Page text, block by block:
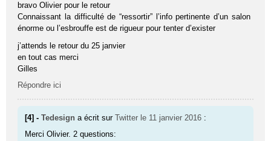
bravo Olivier pour le retour
Connaissant la difficulté de “ressortir” l’info pertinente d’un salon
énorme ou l’esbrouffe est de rigueur pour tenter d’exister
j’attends le retour du 25 janvier
en tout cas merci
Gilles
Répondre ici
[4] -Tedesign a écrit surTwitter le 11 janvier 2016 :
Merci Olivier. 2 questions: